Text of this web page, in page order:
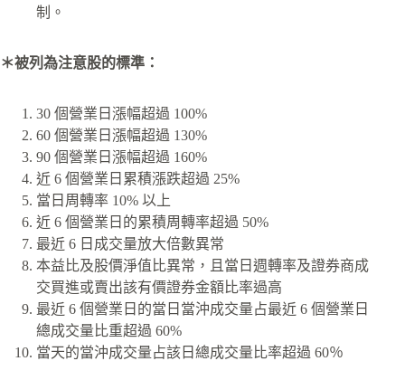
制。
＊被列為注意股的標準：
30 個營業日漲幅超過 100%
60 個營業日漲幅超過 130%
90 個營業日漲幅超過 160%
近 6 個營業日累積漲跌超過 25%
當日周轉率 10% 以上
近 6 個營業日的累積周轉率超過 50%
最近 6 日成交量放大倍數異常
本益比及股價淨值比異常，且當日週轉率及證券商成
交買進或賣出該有價證券金額比率過高
最近 6 個營業日的當日當沖成交量占最近 6 個營業日
總成交量比重超過 60%
當天的當沖成交量占該日總成交量比率超過 60％